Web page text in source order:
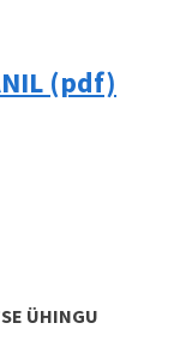
(pdf)
ÜHINGU